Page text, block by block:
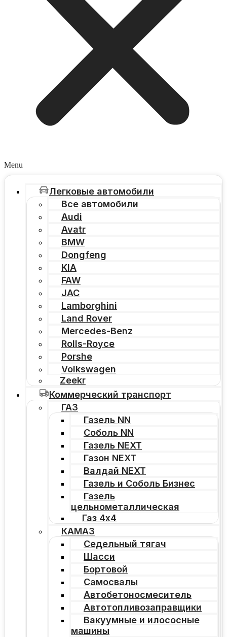
Menu
Легковые автомобили
Все автомобили
Audi
Avatr
BMW
Dongfeng
KIA
FAW
JAC
Lamborghini
Land Rover
Mercedes-Benz
Rolls-Royce
Porshe
Volkswagen
Zeekr
Коммерческий транспорт
ГАЗ
Газель NN
Соболь NN
Газель NEXT
Газон NEXT
Валдай NEXT
Газель и Соболь Бизнес
Газель
цельнометаллическая
Газ 4х4
КАМАЗ
Седельный тягач
Шасси
Бортовой
Самосвалы
Автобетоносмеситель
Автотопливозаправщики
Вакуумные и илососные
машины